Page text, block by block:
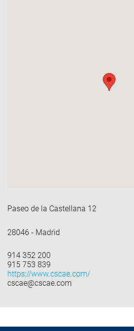
Paseo de la Castellana 12
28046 - Madrid
914 352 200
915 753 839
https://www.cscae.com/
cscae@cscae.com